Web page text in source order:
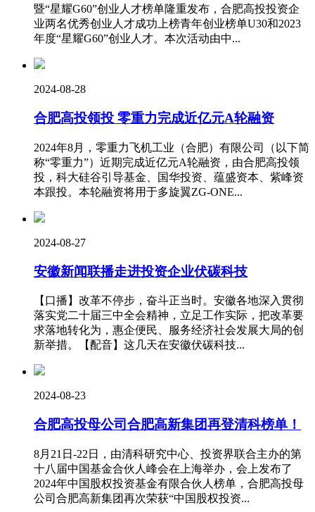
暨“星耀G60”创业人才榜单隆重发布，合肥高投投资企
业两名优秀创业人才成功上榜青年创业榜单U30和2023
年度“星耀G60”创业人才。本次活动由中...
2024-08-28
合肥高投领投 零重力完成近亿元A轮融资
2024年8月，零重力飞机工业（合肥）有限公司（以下简
称“零重力”）近期完成近亿元A轮融资，由合肥高投领
投，科大硅谷引导基金、国华投资、蕴盛资本、紫峰资
本跟投。本轮融资将用于多旋翼ZG-ONE...
2024-08-27
安徽新闻联播走进投资企业伏碳科技
【口播】改革不停步，奋斗正当时。安徽各地深入贯彻
落实党二十届三中全会精神，立足工作实际，把改革要
求落地转化为，惠企便民、服务经济社会发展大局的创
新举措。【配音】这几天在安徽伏碳科技...
2024-08-23
合肥高投母公司合肥高新集团再登清科榜单！
8月21日-22日，由清科研究中心、投资界联合主办的第
十八届中国基金合伙人峰会在上海举办，会上发布了
2024年中国股权投资基金有限合伙人榜单，合肥高投母
公司合肥高新集团再次荣获“中国股权投资...